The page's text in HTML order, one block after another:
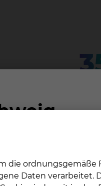
die
Daten verarbeitet.